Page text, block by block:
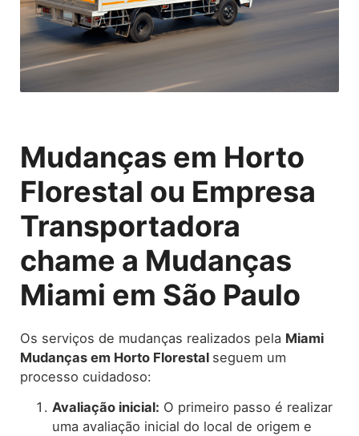
Mudanças em Horto
Florestal ou Empresa
Transportadora
chame a Mudanças
Miami em São Paulo
Os serviços de mudanças realizados pela Miami
Mudanças em Horto Florestal seguem um
processo cuidadoso:
Avaliação inicial: O primeiro passo é realizar
uma avaliação inicial do local de origem e